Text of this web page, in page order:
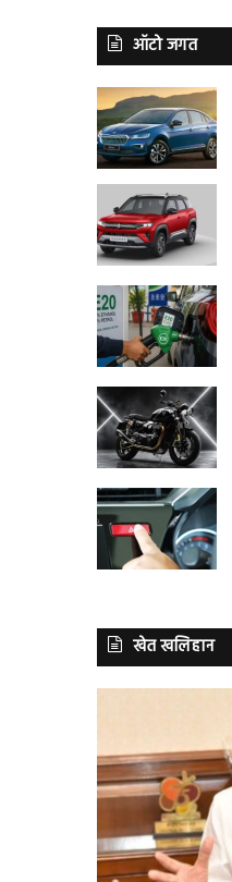
ऑटो जगत
खेत खलिहान